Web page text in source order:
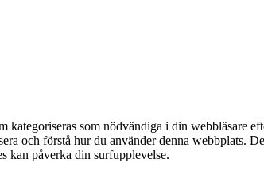
som nödvändiga i din webbläsare
och förstå hur du använder denna webbplats.
kan påverka din surfupplevelse.